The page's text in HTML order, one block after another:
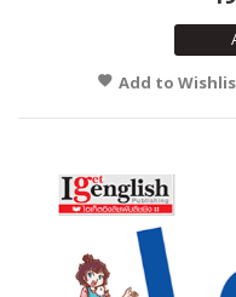
Add to